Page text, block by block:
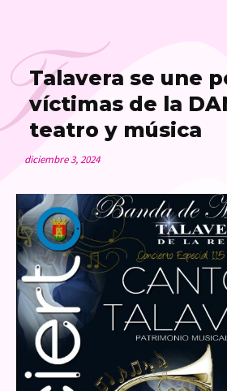
Talavera se une
víctimas de la
teatro y música
diciembre 3, 2024